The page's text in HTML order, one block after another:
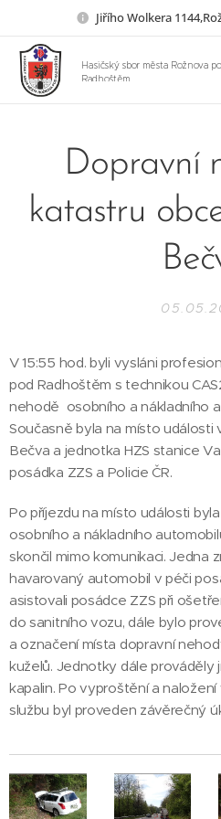
Jiřího Wolkera
Hasičský sbor města Rožnova
Radhoštěm
Dopravní
katastru
V 15:55 hod. byli vysláni
pod Radhoštěm s technikou
nehodě osobního a nákladního
Současně byla na místo události
Bečva a jednotka HZS stanice
posádka ZZS a Policie ČR.
Po příjezdu na místo události
osobního a nákladního
skončil mimo komunikaci. Jedna
havarovaný automobil v péči
asistovali posádce ZZS při
do sanitního vozu, dále bylo
a označení místa dopravní
kuželů. Jednotky dále prováděly
kapalin. Po vyproštění a
službu byl proveden závěrečný